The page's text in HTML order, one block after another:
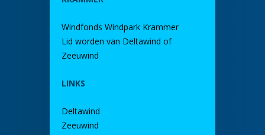
Windfonds Windpark Krammer
Lid worden van Deltawind of
Zeeuwind
LINKS
Deltawind
Zeeuwind